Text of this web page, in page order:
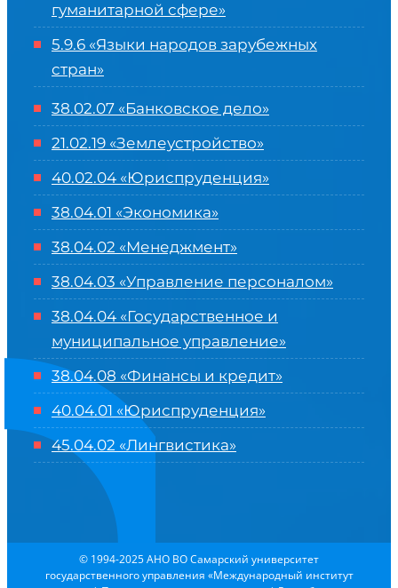
гуманитарной сфере»
5.9.6 «Языки народов зарубежных
стран»
38.02.07 «Банковское дело»
21.02.19 «Землеустройство»
40.02.04 «Юриспруденция»
38.04.01 «Экономика»
38.04.02 «Менеджмент»
38.04.03 «Управление персоналом»
38.04.04 «Государственное и
муниципальное управление»
38.04.08 «Финансы и кредит»
40.04.01 «Юриспруденция»
45.04.02 «Лингвистика»
© 1994-2025 АНО ВО Самарский университет
государственного управления «Международный институт